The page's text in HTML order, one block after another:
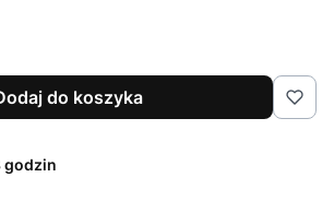
do koszyka
godzin